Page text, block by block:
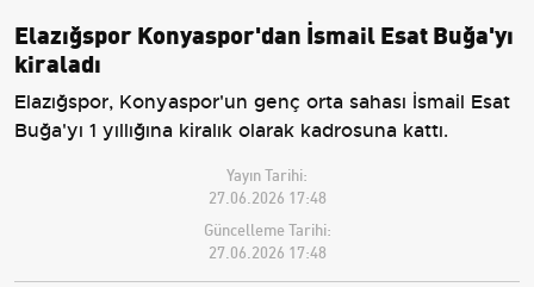
Elazığspor Konyaspor'dan İsmail Esat Buğa'yı
kiraladı
Elazığspor, Konyaspor'un genç orta sahası İsmail Esat
Buğa'yı 1 yıllığına kiralık olarak kadrosuna kattı.
Yayın Tarihi:
27.06.2026 17:48
Güncelleme Tarihi:
27.06.2026 17:48